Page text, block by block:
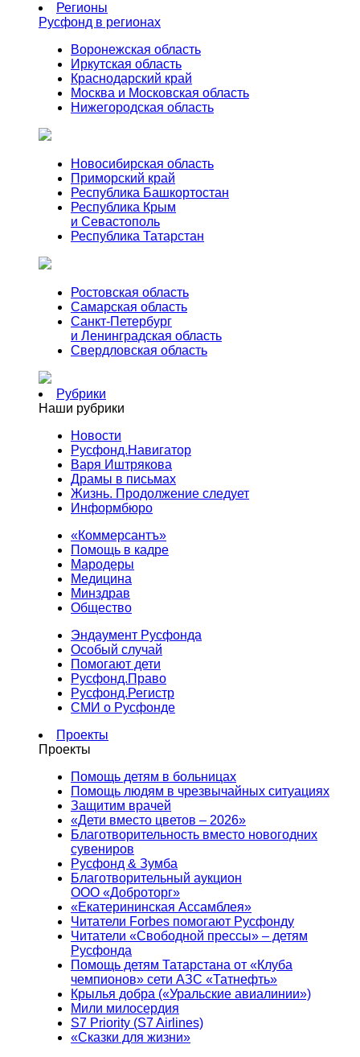
Регионы
Русфонд в регионах
Воронежская область
Иркутская область
Краснодарский край
Москва и Московская область
Нижегородская область
Новосибирская область
Приморский край
Республика Башкортостан
Республика Крым
и Севастополь
Республика Татарстан
Ростовская область
Самарская область
Санкт-Петербург
и Ленинградская область
Свердловская область
Рубрики
Наши рубрики
Новости
Русфонд.Навигатор
Варя Иштрякова
Драмы в письмах
Жизнь. Продолжение следует
Информбюро
«Коммерсантъ»
Помощь в кадре
Мародеры
Медицина
Минздрав
Общество
Эндаумент Русфонда
Особый случай
Помогают дети
Русфонд.Право
Русфонд.Регистр
СМИ о Русфонде
Проекты
Проекты
Помощь детям в больницах
Помощь людям в чрезвычайных ситуациях
Защитим врачей
«Дети вместо цветов – 2026»
Благотворительность вместо новогодних
сувениров
Русфонд & Зумба
Благотворительный аукцион
ООО «Доброторг»
«Екатерининская Ассамблея»
Читатели Forbes помогают Русфонду
Читатели «Свободной прессы» – детям
Русфонда
Помощь детям Татарстана от «Клуба
чемпионов» сети АЗС «Татнефть»
Крылья добра («Уральские авиалинии»)
Мили милосердия
S7 Priority (S7 Airlines)
«Сказки для жизни»